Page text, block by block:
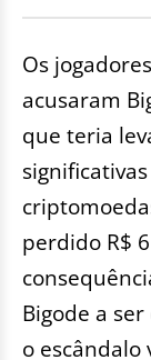
Os
acusaram
que teria
perdido R$
Bigode a
o escândalo